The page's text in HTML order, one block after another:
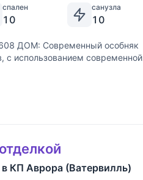
спален
10
санузла
10
ДОМ: Современный особняк
с использованием современной
система приточно-вытяжной
КП Аврора (Ватервилль)